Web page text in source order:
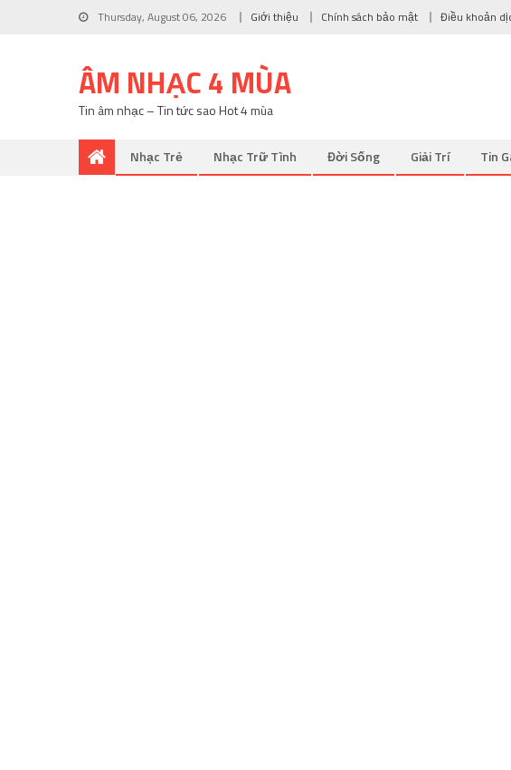
Thursday, August 06, 2026 Giới thiệu Chính sách bảo mật Điều khoản
ÂM NHẠC 4 MÙA
Tin âm nhạc – Tin tức sao Hot 4 mùa
Nhạc Trẻ Nhạc Trữ Tình Đời Sống Giải Trí Tin